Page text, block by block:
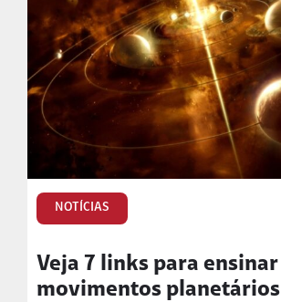
NOTÍCIAS
Veja 7 links para ensinar
movimentos planetários